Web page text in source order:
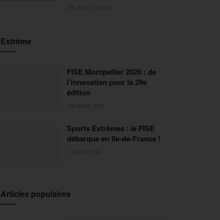
Extrême
FISE Montpellier 2026 : de
l’innovation pour la 29e
édition
Sports Extrêmes : le FISE
débarque en Ile-de-France !
Articles populaires